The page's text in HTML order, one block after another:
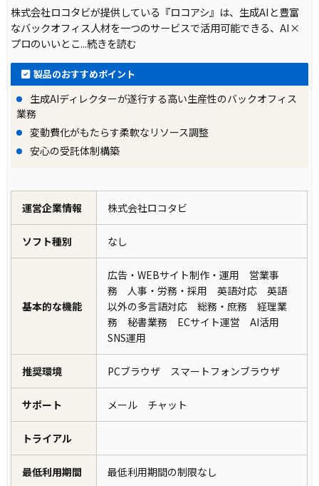
株式会社ロコタビが提供している『ロコアシ』は、生成AIと豊富
なバックオフィス人材を一つのサービスで活用可能できる、AI×
プロのいいとこ...続きを読む
製品のおすすめポイント
生成AIディレクターが遂行する高い生産性のバックオフィス
業務
変動費化がもたらす柔軟なリソース調整
安心の受託体制構築
運営企業情報 株式会社ロコタビ
ソフト種別 なし
基本的な機能
広告・WEBサイト制作・運用 営業事
務 人事・労務・採用 英語対応 英語
以外の多言語対応 総務・庶務 経理業
務 秘書業務 ECサイト運営 AI活用
SNS運用
推奨環境 PCブラウザ スマートフォンブラウザ
サポート メール チャット
トライアル
最低利用期間 最低利用期間の制限なし